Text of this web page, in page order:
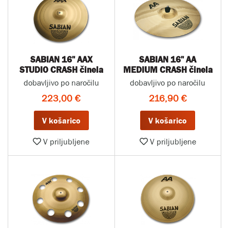
SABIAN 16" AAX
STUDIO CRASH činela
dobavljivo po naročilu
223,00 €
V košarico
V priljubljene
SABIAN 16" AA
MEDIUM CRASH činela
dobavljivo po naročilu
216,90 €
V košarico
V priljubljene